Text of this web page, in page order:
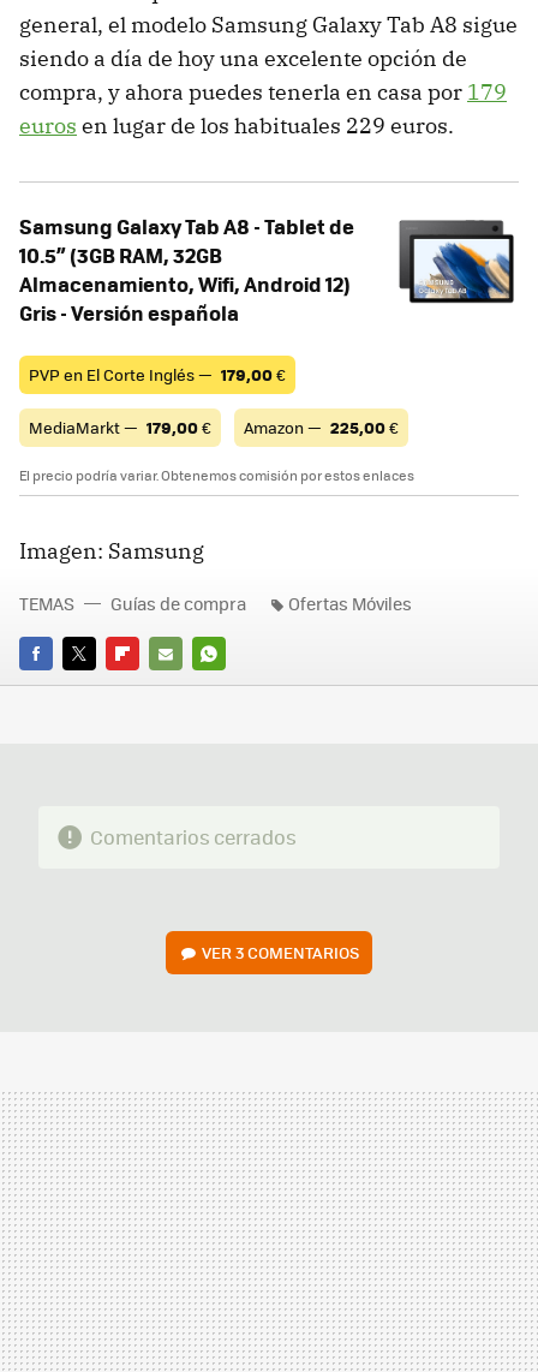
general, el modelo Samsung Galaxy Tab A8 sigue
siendo a día de hoy una excelente opción de
compra, y ahora puedes tenerla en casa por 179
euros en lugar de los habituales 229 euros.
Samsung Galaxy Tab A8 - Tablet de
10.5” (3GB RAM, 32GB
Almacenamiento, Wifi, Android 12)
Gris - Versión española
PVP en El Corte Inglés — 179,00€
MediaMarkt — 179,00€ Amazon — 225,00€
El precio podría variar. Obtenemos comisión por estos enlaces
Imagen: Samsung
FACEBOOK
TWITTERFLIPBOARD
E-
WHATSAPP
TEMAS Guías de compra Ofertas Móviles
Comentarios cerrados
VER3 COMENTARIOS